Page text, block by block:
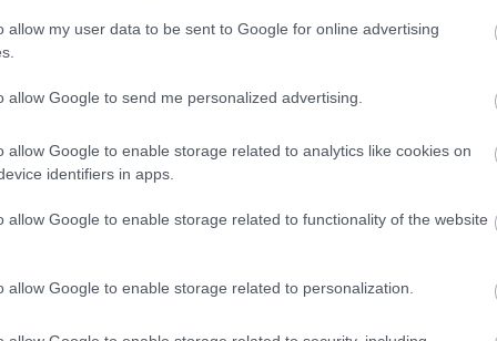
allow my user data to be sent to Google for online advertising
allow Google to send me personalized advertising.
allow Google to enable storage related to analytics like cookies on
identifiers in apps.
allow Google to enable storage related to functionality of the website
allow Google to enable storage related to personalization.
zuhant a második héten, mint
MCU mozi hasonló számai
válni a stúdiónak
egy halom olyan történetszálat, amiről azóta